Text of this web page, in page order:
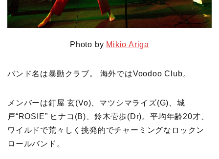
Photo by Mikio Ariga
バンド名は暴動クラブ。 海外ではVoodoo Club。
メンバーは釘屋 玄(Vo)、マツシマライズ(G)、城
戸“ROSIE” ヒナコ(B)、鈴木壱歩(Dr)。平均年齢20才、
ワイルドで荒々しく挑発的でチャーミングなロックン
ロールバンド。